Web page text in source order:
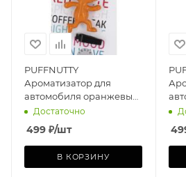
PUFFNUTTY
Ароматизатор для
автомобиля оранжевый
с ароматом ORANGE
VIBE | ОРАНЖЕВЫЙ
ВАЙБ
Достаточно
499 ₽/шт
В КОРЗИНУ
|